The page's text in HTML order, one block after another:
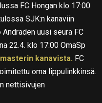
FC Hongan klo 17:00
SJK:n kanaviin
uusi seura FC
22.4. klo 17:00 OmaSp
kanavista. FC
oma lippulinkkinsä.
nettisivujen